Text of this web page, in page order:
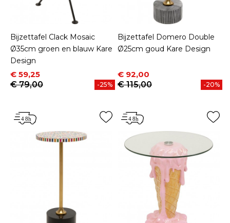
Bijzettafel Clack Mosaic
Ø35cm groen en blauw Kare
Design
Prijs
€ 59,25
Normale prijs
€ 79,00
-25%
Bijzettafel Domero Double
Ø25cm goud Kare Design
Prijs
€ 92,00
Normale prijs
€ 115,00
-20%